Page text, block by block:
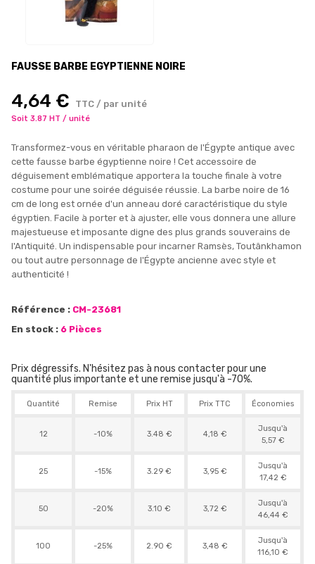
FAUSSE BARBE EGYPTIENNE NOIRE
4,64 € TTC / par unité
Soit 3.87 HT / unité
Transformez-vous en véritable pharaon de l'Égypte antique avec
cette fausse barbe égyptienne noire ! Cet accessoire de
déguisement emblématique apportera la touche finale à votre
costume pour une soirée déguisée réussie. La barbe noire de 16
cm de long est ornée d'un anneau doré caractéristique du style
égyptien. Facile à porter et à ajuster, elle vous donnera une allure
majestueuse et imposante digne des plus grands souverains de
l'Antiquité. Un indispensable pour incarner Ramsès, Toutânkhamon
ou tout autre personnage de l'Égypte ancienne avec style et
authenticité !
Référence : CM-23681
En stock : 6 Pièces
Prix dégressifs. N'hésitez pas à nous contacter pour une
quantité plus importante et une remise jusqu'à -70%.
Quantité Remise Prix HT Prix TTC Économies
12 -10% 3.48 € 4,18 €
Jusqu'à
5,57 €
25 -15% 3.29 € 3,95 €
Jusqu'à
17,42 €
50 -20% 3.10 € 3,72 €
Jusqu'à
46,44 €
100 -25% 2.90 € 3,48 €
Jusqu'à
116,10 €